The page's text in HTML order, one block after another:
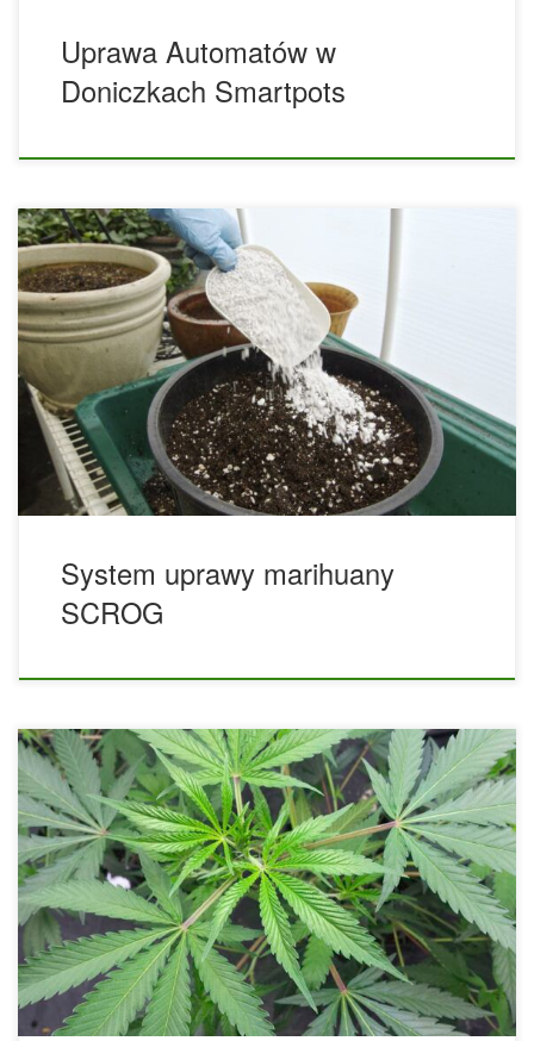
Uprawa Automatów w
Doniczkach Smartpots
Angielska nazwa SCROG (Screen of Green) została
przetłumaczona jako zielona siatka, a nazwa pochodzi od
faktu, że w tym systemie uprawy rośliny są dosłownie
zmuszane do wzrostu za pomocą siatki podtrzymującej,
która służy jako wsparcie i przewodnik, dzięki czemu
metoda ta pozwala zoptymalizować produkcję ogrodu przy
jak najmniejszej liczbie roślin, co w wielu przypadkach może
być wielką zaletą. Mówimy o […]
System uprawy marihuany
SCROG
GMO, czyli organizmy zmodyfikowane genetycznie, zdobią
okładki magazynów o zdrowiu, nagłówki gazet i kampanie
na temat zdrowej żywności, żeby wymienić tylko najbardziej
oczywiste miejsca, w których pojawia się to określenie. Są
one przedmiotem sporów i kontrowersji oraz gorącym
tematem w dzisiejszym nowoczesnym przemyśle i biznesie
rolniczym. Jaki związek ma technologia, etyka i implikacje
modyfikacji genetycznych ze światem upraw marihuany?
Jako […]